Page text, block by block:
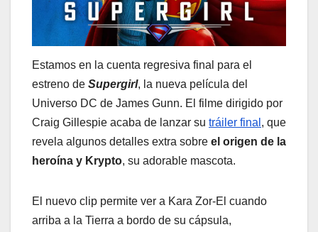
Estamos en la cuenta regresiva final para el
estreno de Supergirl, la nueva película del
Universo DC de James Gunn. El filme dirigido por
Craig Gillespie acaba de lanzar su tráiler final , que
revela algunos detalles extra sobre el origen de la
heroína y Krypto, su adorable mascota.
El nuevo clip permite ver a Kara Zor-El cuando
arriba a la Tierra a bordo de su cápsula,